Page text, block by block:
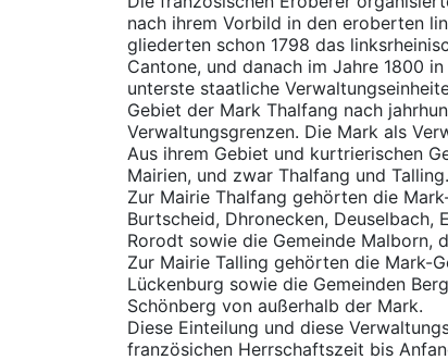
nach ihrem Vorbild in den eroberten
gliederten schon 1798 das
Cantone, und danach im Jahre 1800
unterste staatliche
Gebiet der Mark Thalfang nach
Verwaltungsgrenzen. Die Mark als
Aus ihrem Gebiet und kurtrierischen
Mairien, und zwar Thalfang und Talling.
Zur Mairie Thalfang gehörten die
Burtscheid, Dhronecken, Deuselbach,
Rorodt sowie die Gemeinde Malborn,
Zur Mairie Talling gehörten die Mark-
Lückenburg sowie die Gemeinden
Schönberg von außerhalb der Mark.
Diese Einteilung und diese
französichen Herrschaftszeit bis